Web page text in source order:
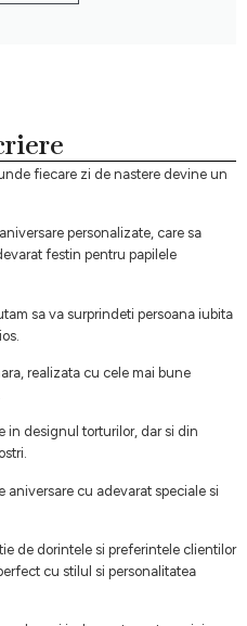
fiecare zi de nastere devine un
personalizate, care sa
festin pentru papilele
sa va surprindeti persoana iubita
realizata cu cele mai bune
in designul torturilor, dar si din
aniversare cu adevarat speciale si
de dorintele si preferintele clientilor
cu stilul si personalitatea